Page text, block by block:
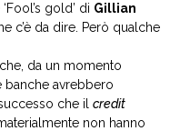
‘Fool’s gold’ di Gillian
c’è da dire. Però qualche
da un momento
banche avrebbero
che il credit
non hanno